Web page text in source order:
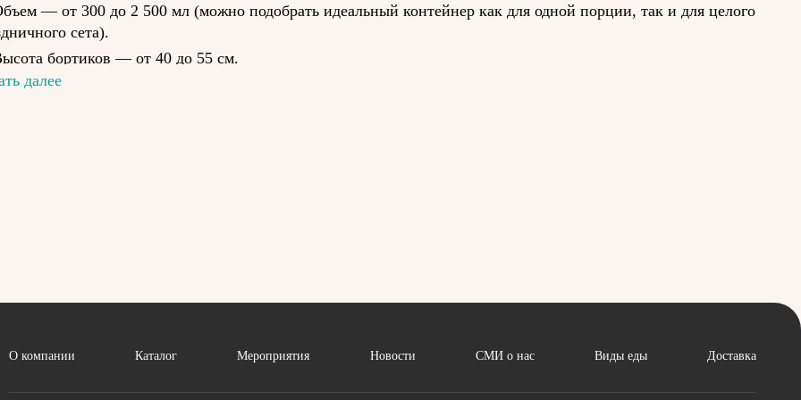
— от 300 до 2 500 мл (можно подобрать идеальный контейнер как для одной порции, так и для целого
сета).
бортиков — от 40 до 55 см.
смотрового окна позволяет выгодно презентовать товар на витрине, а для блюд японской кухни
для лапши, WOK, удона др.
еды должна быть соответствующая — устойчивая к влаге и жиру, а также подходящая для сервировки
далее
О компании Каталог Мероприятия Новости СМИ о нас Виды еды Доставка